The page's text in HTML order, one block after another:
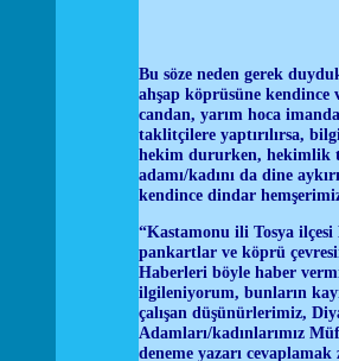
Bu söze neden gerek
ahşap köprüsüne kendince
candan, yarım hoca
taklitçilere yaptırılırsa,
hekim dururken, hekimlik
adamı/kadını da dine
kendince dindar
“Kastamonu ili Tosya
pankartlar ve köprü
Haberleri böyle haber
ilgileniyorum, bunların
çalışan düşünürlerimiz,
Adamları/kadınlarımız
deneme yazarı